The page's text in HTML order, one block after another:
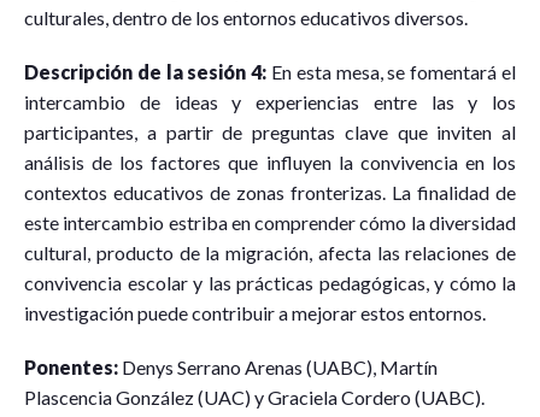
culturales, dentro de los entornos educativos diversos.
Descripción de la sesión 4: En esta mesa, se fomentará el
intercambio de ideas y experiencias entre las y los
participantes, a partir de preguntas clave que inviten al
análisis de los factores que influyen la convivencia en los
contextos educativos de zonas fronterizas. La finalidad de
este intercambio estriba en comprender cómo la diversidad
cultural, producto de la migración, afecta las relaciones de
convivencia escolar y las prácticas pedagógicas, y cómo la
investigación puede contribuir a mejorar estos entornos.
Ponentes: Denys Serrano Arenas (UABC), Martín
Plascencia González (UAC) y Graciela Cordero (UABC).